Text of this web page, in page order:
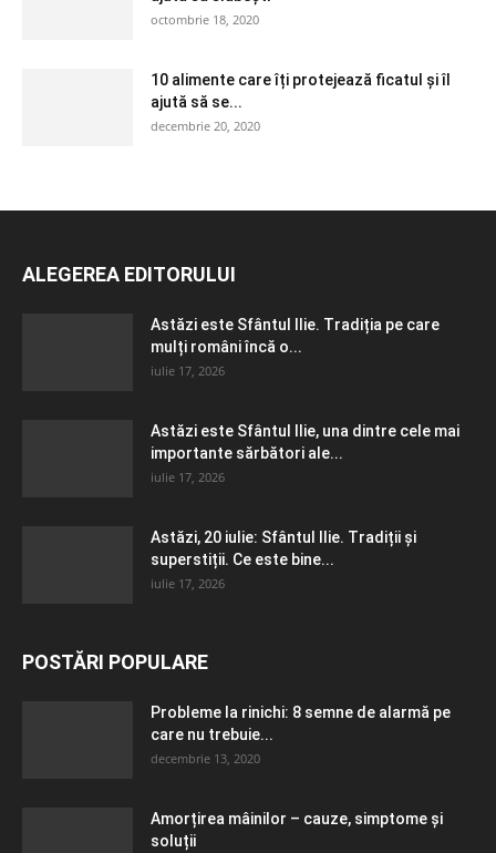
octombrie 18, 2020
10 alimente care îți protejează ficatul și îl
ajută să se...
decembrie 20, 2020
ALEGEREA EDITORULUI
Astăzi este Sfântul Ilie. Tradiția pe care
mulți români încă o...
iulie 17, 2026
Astăzi este Sfântul Ilie, una dintre cele mai
importante sărbători ale...
iulie 17, 2026
Astăzi, 20 iulie: Sfântul Ilie. Tradiții și
superstiții. Ce este bine...
iulie 17, 2026
POSTĂRI POPULARE
Probleme la rinichi: 8 semne de alarmă pe
care nu trebuie...
decembrie 13, 2020
Amorțirea mâinilor – cauze, simptome și
soluții